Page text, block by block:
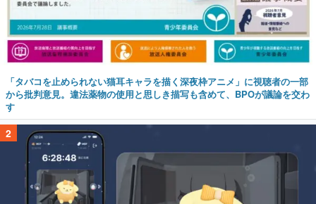
「タバコを止められない猫耳キャラを描く深夜枠アニメ」に視聴者の一部
から批判意見。違法薬物の使用と思しき描写も含めて、BPOが議論を交わ
す
2